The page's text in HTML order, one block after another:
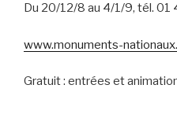
Du 20/12/8 au 4/1/9, tél. 01
www.monuments-
Gratuit : entrées et